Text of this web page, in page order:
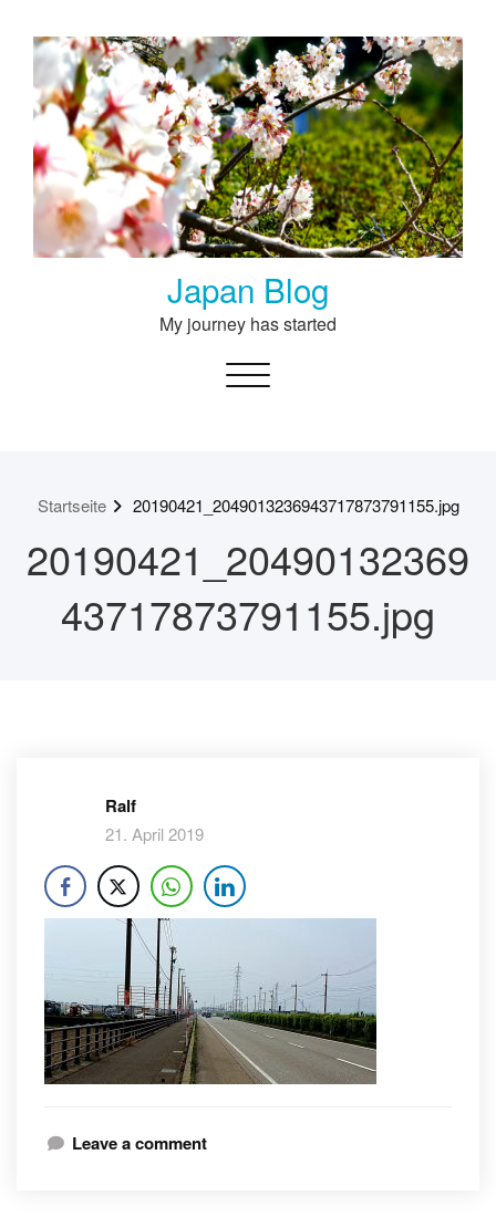
content
Japan Blog
My journey has started
Toggle navigation
Startseite 20190421_2049013236943717873791155.jpg
20190421_20490132369
43717873791155.jpg
Ralf
21. April 2019
Leave a comment